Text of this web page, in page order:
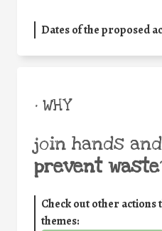
Dates of the proposed
• WHY
join hands
prevent waste
Check out other actions
themes: